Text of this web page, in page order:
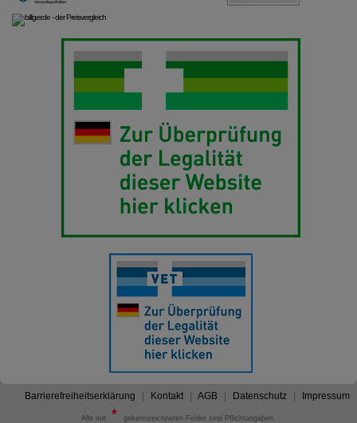
Barrierefreiheitserklärung Kontakt AGB Datenschutz Impressum
Alle mit
gekennzeichneten Felder sind Pflichtangaben.